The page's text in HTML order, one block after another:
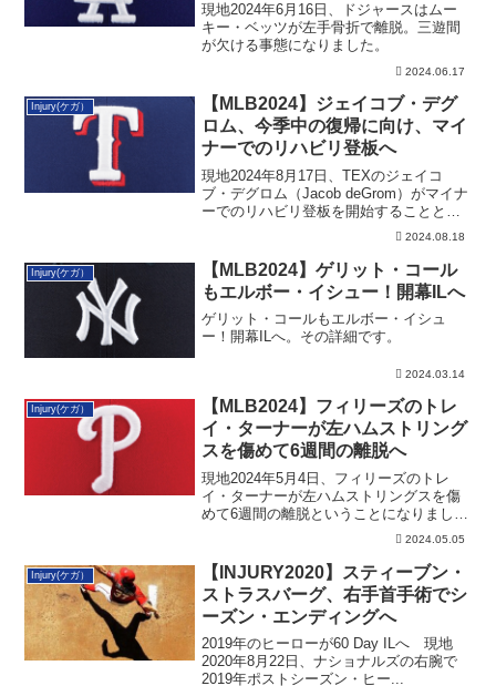
現地2024年6月16日、ドジャースはムー
キー・ベッツが左手骨折で離脱。三遊間
が欠ける事態になりました。
2024.06.17
Injury(ケガ）
【MLB2024】ジェイコブ・デグ
ロム、今季中の復帰に向け、マイ
ナーでのリハビリ登板へ
現地2024年8月17日、TEXのジェイコ
ブ・デグロム（Jacob deGrom）がマイナ
ーでのリハビリ登板を開始することとな
2024.08.18
Injury(ケガ）
【MLB2024】ゲリット・コール
もエルボー・イシュー！開幕ILへ
ゲリット・コールもエルボー・イシュ
ー！開幕ILへ。その詳細です。
2024.03.14
Injury(ケガ）
【MLB2024】フィリーズのトレ
イ・ターナーが左ハムストリング
スを傷めて6週間の離脱へ
現地2024年5月4日、フィリーズのトレ
イ・ターナーが左ハムストリングスを傷
めて6週間の離脱ということになりまし
2024.05.05
Injury(ケガ）
【INJURY2020】スティーブン・
ストラスバーグ、右手首手術でシ
ーズン・エンディングへ
2019年のヒーローが60 Day ILへ 現地
2020年8月22日、ナショナルズの右腕で
2019年ポストシーズン・ヒー...